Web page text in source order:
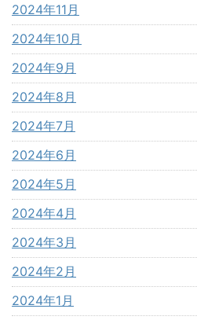
2024年11月
2024年10月
2024年9月
2024年8月
2024年7月
2024年6月
2024年5月
2024年4月
2024年3月
2024年2月
2024年1月